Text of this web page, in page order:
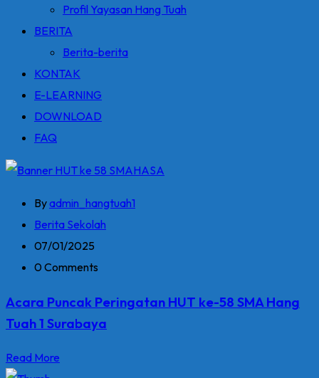
Profil Yayasan Hang Tuah
BERITA
Berita-berita
KONTAK
E-LEARNING
DOWNLOAD
FAQ
Byadmin_hangtuah1
Berita Sekolah
07/01/2025
0 Comments
Acara Puncak Peringatan HUT ke-58 SMA Hang
Tuah 1 Surabaya
Read More